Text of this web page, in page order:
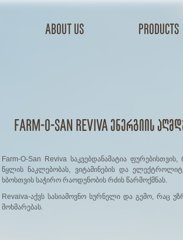
about us products
Farm-O-San Reviva ენერგიის
Farm-O-San Reviva საკვებდანამატია
წყლის ნაკლებობას, ვიტამინების და
ხბოსთვის საჭირო რაოდენობის რძის წარმოქმნას.
Revaiva-აქვს სასიამოვნო სურნელი და გემო, რაც
მოხმარებას.